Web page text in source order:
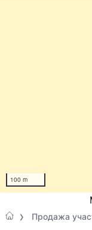
100 m
Продажа